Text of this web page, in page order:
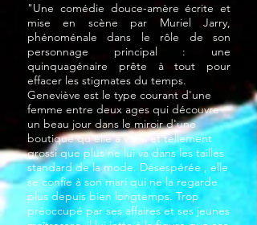
"Une comédie douce-amère écrite et
mise en scène par Muriel Jarry,
phénoménale dans le rôle de son
personnage principal : une
quinquagénaire prête à tout pour
effacer les stigmates du temps.
Geneviève est le type courant d'une
femme entre deux ages qui découvre
un beau jour dans le miroir d'une
boutique qu'elle a vieilli et tellement
grossi que plus ne lui va dans les tailles
standard de la mode. Désespérée , elle
se confie à son mari qui ne la regarde
plus depuis bien longtemps. Trop
préoccupé par ses affaires et ses jeunes